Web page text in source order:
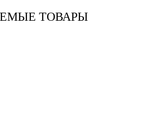
ТОВАРЫ